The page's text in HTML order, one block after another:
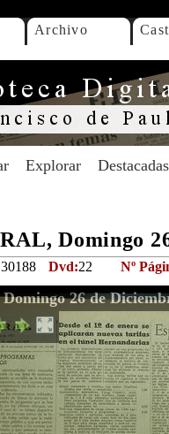
Archivo
Explorar Destacadas
Domingo
30188 Dvd:22 Nº
26 de